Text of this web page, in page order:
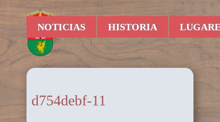
NOTICIAS HISTORIA
d754debf-11